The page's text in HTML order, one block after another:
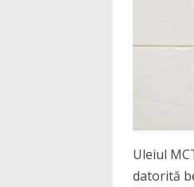
Uleiul
datorită